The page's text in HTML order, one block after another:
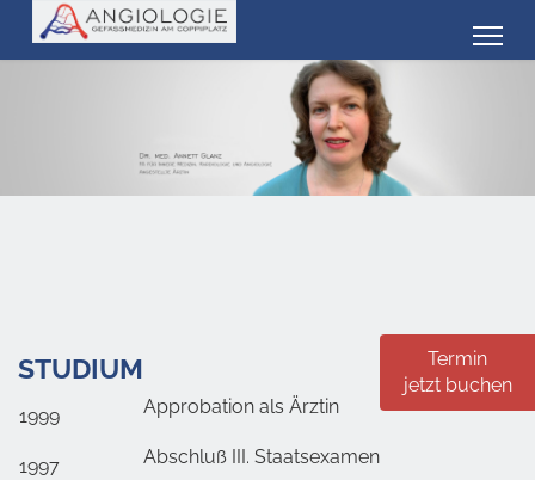
Termin
jetzt buchen
STUDIUM
1999 Approbation als Ärztin
1997 Abschluß III. Staatsexamen